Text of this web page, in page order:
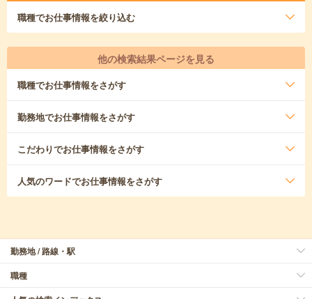
職種でお仕事情報を絞り込む
他の検索結果ページを見る
職種でお仕事情報をさがす
勤務地でお仕事情報をさがす
こだわりでお仕事情報をさがす
人気のワードでお仕事情報をさがす
勤務地 / 路線・駅
職種